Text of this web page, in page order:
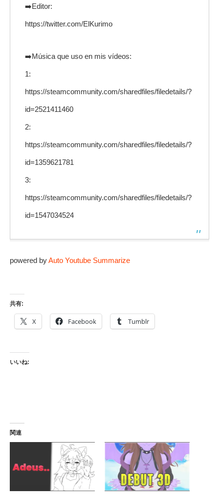
➡️Editor:
https://twitter.com/ElKurimo
➡️Música que uso en mis vídeos:
1:
https://steamcommunity.com/sharedfiles/filedetails/?
id=2521411460
2:
https://steamcommunity.com/sharedfiles/filedetails/?
id=1359621781
3:
https://steamcommunity.com/sharedfiles/filedetails/?
id=1547034524
powered byAuto Youtube Summarize
共有:
X Facebook Tumblr
いいね:
関連